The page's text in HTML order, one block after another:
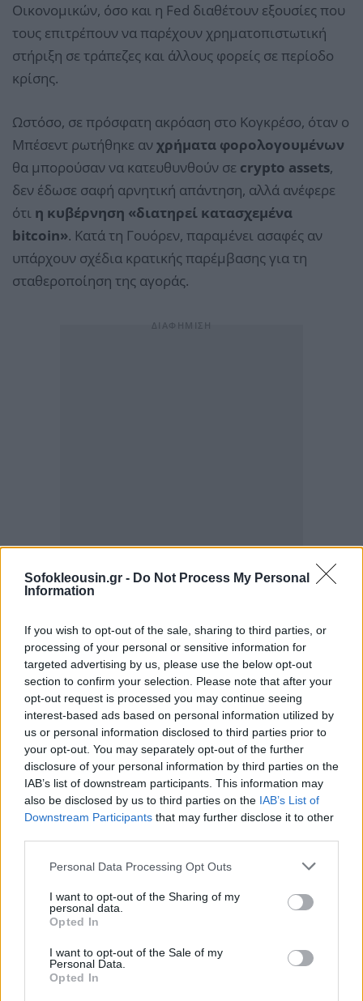
Sofokleousin.gr - Do Not Process My Personal
Information
If you wish to opt-out of the sale, sharing to third parties, or
processing of your personal or sensitive information for
targeted advertising by us, please use the below opt-out
section to confirm your selection. Please note that after your
opt-out request is processed you may continue seeing
interest-based ads based on personal information utilized by
us or personal information disclosed to third parties prior to
your opt-out. You may separately opt-out of the further
disclosure of your personal information by third parties on the
IAB’s list of downstream participants. This information may
also be disclosed by us to third parties on the IAB’s List of
Downstream Participants that may further disclose it to other
Personal Data Processing Opt Outs
I want to opt-out of the Sharing of my
personal data.
Opted In
I want to opt-out of the Sale of my
Personal Data.
Opted In
Οικονομικών, όσο και η Fed διαθέτουν εξουσίες που
τους επιτρέπουν να παρέχουν χρηματοπιστωτική
στήριξη σε τράπεζες και άλλους φορείς σε περίοδο
κρίσης.
Ωστόσο, σε πρόσφατη ακρόαση στο Κογκρέσο, όταν ο
Μπέσεντ ρωτήθηκε ανχρήματα φορολογουμένων
θα μπορούσαν να κατευθυνθούν σε crypto assets,
δεν έδωσε σαφή αρνητική απάντηση, αλλά ανέφερε
ότι η κυβέρνηση «διατηρεί κατασχεμένα
bitcoin». Κατά τη Γουόρεν, παραμένει ασαφές αν
υπάρχουν σχέδια κρατικής παρέμβασης για τη
σταθεροποίηση της αγοράς.
Πίεση από τη βουτιά του bitcoin
πρόσφατη πτώση του bitcoin έχει επιταχυνθεί από
«αλυσιδωτές ρευστοποιήσεις μοχλευμένων
θέσεων».